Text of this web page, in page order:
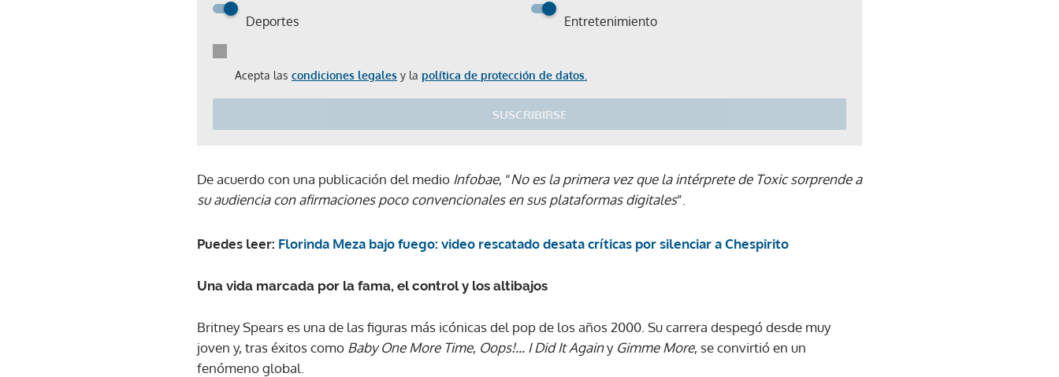
Deportes Entretenimiento
Acepta las condiciones legales y la política de protección de datos.
SUSCRIBIRSE
Gracias por suscribirte a nuestro boletín.
ACEPTAR
De acuerdo con una publicación del medio Infobae, “No es la primera vez que la intérprete de Toxic sorprende a
su audiencia con afirmaciones poco convencionales en sus plataformas digitales”.
Puedes leer: Florinda Meza bajo fuego: video rescatado desata críticas por silenciar a Chespirito
Una vida marcada por la fama, el control y los altibajos
Britney Spears es una de las figuras más icónicas del pop de los años 2000. Su carrera despegó desde muy
joven y, tras éxitos como Baby One More Time, Oops!... I Did It Againy Gimme More, se convirtió en un
fenómeno global.